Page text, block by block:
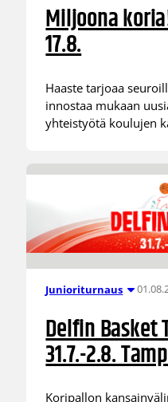
Miljoona
17.8.
Haaste tarjoaa
innostaa mukaan
yhteistyötä koulujen
Junioriturnaus
Delfin Basket
31.7.-2.8.
Koripallon